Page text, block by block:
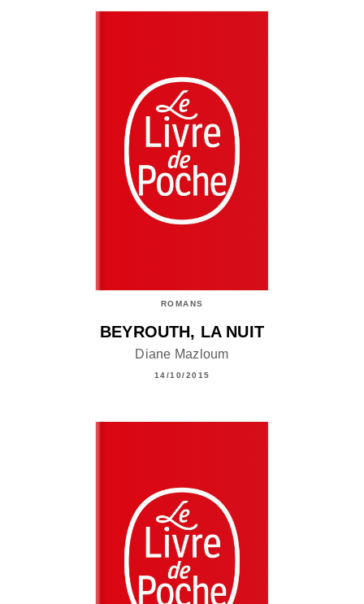
ROMANS
BEYROUTH, LA NUIT
Diane Mazloum
14/10/2015